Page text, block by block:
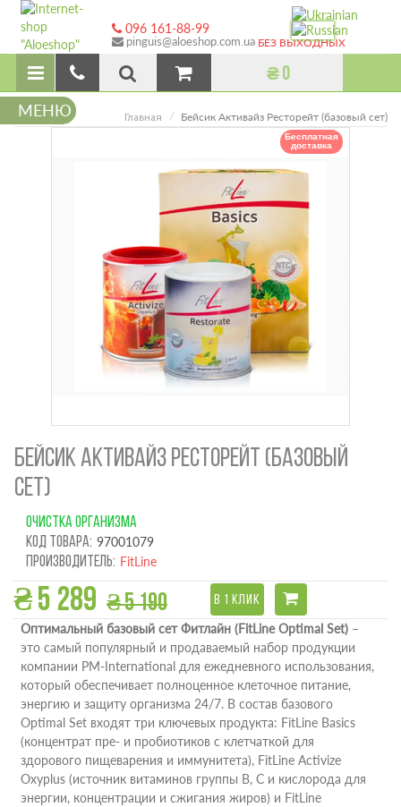
096 161-88-99
pinguis@aloeshop.com.ua БЕЗ ВЫХОДНЫХ
₴ 0
МЕНЮ Главная Бейсик Активайз Ресторейт (базовый сет)
Бесплатная
доставка
БЕЙСИК АКТИВАЙЗ РЕСТОРЕЙТ (БАЗОВЫЙ
СЕТ)
ОЧИСТКА ОРГАНИЗМА
Код товара: 97001079
Производитель: FitLine
₴ 5 289 ₴ 5 190 В 1 КЛИК
Оптимальный базовый сет Фитлайн (FitLine Optimal Set) –
это самый популярный и продаваемый набор продукции
компании PM-International для ежедневного использования,
который обеспечивает полноценное клеточное питание,
энергию и защиту организма 24/7. В состав базового
Optimal Set входят три ключевых продукта: FitLine Basics
(концентрат пре- и пробиотиков с клетчаткой для
здорового пищеварения и иммунитета), FitLine Activize
Oxyplus (источник витаминов группы B, C и кислорода для
энергии, концентрации и сжигания жиров) и FitLine